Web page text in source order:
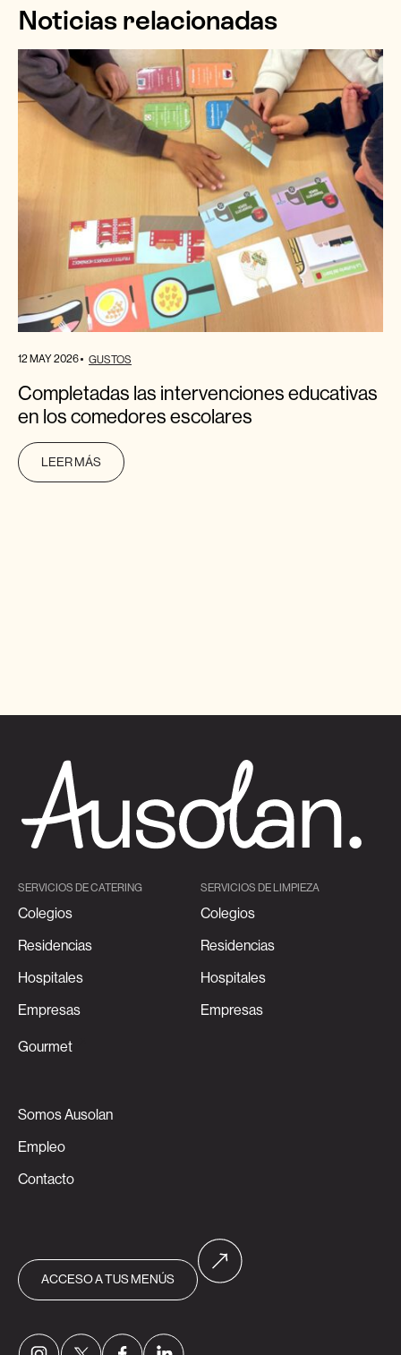
Noticias relacionadas
12 MAY 2026 GUSTOS
Completadas las intervenciones educativas
en los comedores escolares
LEER MÁS
SERVICIOS DE CATERING
Colegios
Residencias
Hospitales
Empresas
Gourmet
SERVICIOS DE LIMPIEZA
Colegios
Residencias
Hospitales
Empresas
Somos Ausolan
Empleo
Contacto
ACCESO A TUS MENÚS